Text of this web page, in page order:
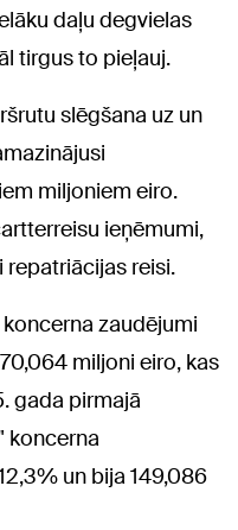
daļu degvielas
tirgus to pieļauj.
slēgšana uz un
miljoniem eiro.
ieņēmumi,
reisi.
zaudējumi
miljoni eiro, kas
gada pirmajā
koncerna
un bija 149,086